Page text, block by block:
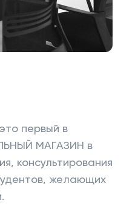
первый в
МАГАЗИН в
консультирования
желающих